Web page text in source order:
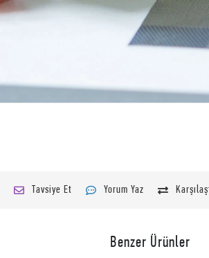
Tavsiye Et Yorum Yaz
Benzer Ürünler